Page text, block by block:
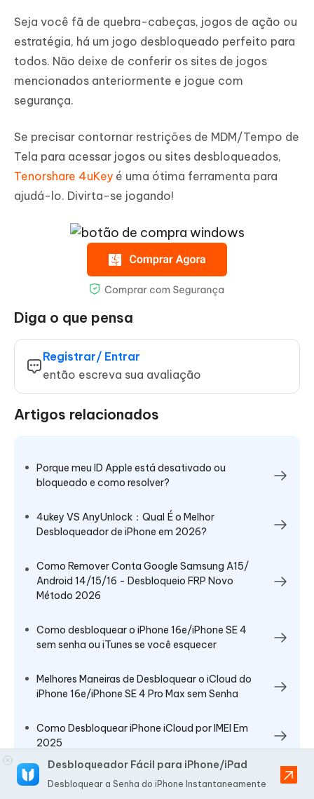
Seja você fã de quebra-cabeças, jogos de ação ou
estratégia, há um jogo desbloqueado perfeito para
todos. Não deixe de conferir os sites de jogos
mencionados anteriormente e jogue com
segurança.
Se precisar contornar restrições de MDM/Tempo de
Tela para acessar jogos ou sites desbloqueados,
Tenorshare 4uKey é uma ótima ferramenta para
ajudá-lo. Divirta-se jogando!
Diga o que pensa
Registrar/ Entrar
então escreva sua avaliação
Artigos relacionados
Porque meu ID Apple está desativado ou
bloqueado e como resolver?
4ukey VS AnyUnlock：Qual É o Melhor
Desbloqueador de iPhone em 2026?
Como Remover Conta Google Samsung A15/
Android 14/15/16 - Desbloqueio FRP Novo
Método 2026
Como desbloquear o iPhone 16e/iPhone SE 4
sem senha ou iTunes se você esquecer
Melhores Maneiras de Desbloquear o iCloud do
iPhone 16e/iPhone SE 4 Pro Max sem Senha
Como Desbloquear iPhone iCloud por IMEI Em
2025
Desbloqueador Fácil para iPhone/iPad
Desbloquear a Senha do iPhone Instantaneamente